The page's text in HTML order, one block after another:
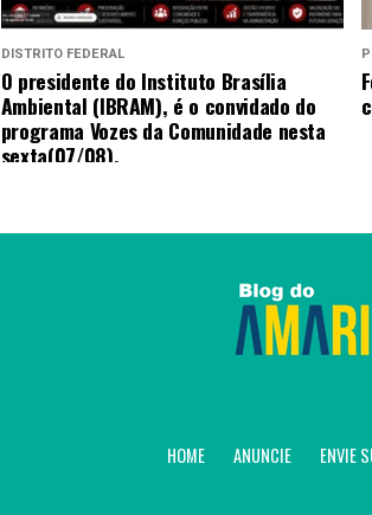
DISTRITO FEDERAL
O presidente do Instituto Brasília
Ambiental (IBRAM), é o convidado do
programa Vozes da Comunidade nesta
sexta(07/08).
HOME ANUNCIE ENVIE